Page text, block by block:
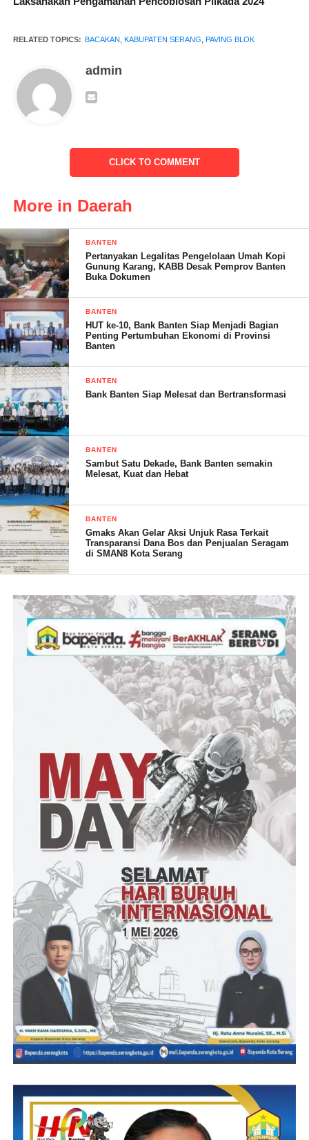
Ketua KSM ARGUM (Pahmi Akhmad) menyampaikan kepada
media,kegiatan makan bersama/bacakan ini,sudah menjadi
pembangunan,warga kami saling bahu -membahu untuk
melakukan bacakan,sebagai bentuk rasa syukur,dan kegembiraan
idamka,ucap Pahmi.Senin 6/11/2023.
Lebih lanjut Pahmi menyampaikan,Kampung Gunung Mulih
merupakan kampung primadona di Desa Bojong Pandan
Kecamatan Tunjung Teja, tercemin dari warganya yang
mempunyai animo membangun yang tinggi,terlihat dari
kekompakan warganya disaat ada pembangunan,semua turun
dari yang muda sampe yang tua,saling bahu membahu,di setiap
ada pembangunan,budaya gotong royongnya masi tetap
terjaga,Ujar ketua KSM
Lanjut Pahmi,kami selaku KSM kampung Gunung Mulih
mengucapkan bayak terima kasih kepada semua pihak yang
telah berkenan,memberikan program Kementrian
Ketenagakerjaan RI peningkatan Pasiliatas Umum berupa
paving blok sebagai
kegiatan Pengembangan Padat Karya,tahun anggaran 2023,
yang di percayakan selaku pelaksana kegiatan KSM
ARGUM,yang juga sebagai penerima manfaat,kami atas nama
kelompok dan warga kampung Gunung Mulih,merasa puas
dengan rampungnya pembangunan ini,yang juga bagaikan
hutang yang telah terbayarkan kepada warga gunung
mulih,karena hal seperti ini sudah lama kami rencanakan,dengan
berbagai cara kami lakukan bangun birokrasi dengan intasi
syukur alkhamdulilah tahun ini dapat prokram PSU dari
kementrian RI,muda-mudahan tahun depan dapat lagi,saat ini di
kampung Gunung Mulih kalau imprastruktur hampir 80%
,kerena selalu di perhatikan oleh pemerintah Desa Bojong
Pandan,maka semoga setelah Peningkatan jalan tertata dengan
baik,tinggal Saluran Penataan Air Limbah (SPAL) yang tidak
kalah pentingnya di tengah kehidupan masyarakat,hal ini semoga
pemerintah Desa dapat menganggarkan di tahun
berikutnya.Harapnya.
sela -sela makan bersama /bacakan,mengaku selama ini
pemerintah Desa bojong pandan sangat memprioritaskan
disemua hal,apa lagi yang berhubungan dengan kepentingan
RELATED TOPICS: BACAKAN KABUPATEN SERANG PAVING BLOK
admin
CLICK TO COMMENT
More in Daerah
BANTEN
Pertanyakan Legalitas Pengelolaan Umah Kopi
Gunung Karang, KABB Desak Pemprov Banten
Buka Dokumen
BANTEN
HUT ke-10, Bank Banten Siap Menjadi Bagian
Penting Pertumbuhan Ekonomi di Provinsi
Banten
BANTEN
Bank Banten Siap Melesat dan Bertransformasi
BANTEN
Sambut Satu Dekade, Bank Banten semakin
Melesat, Kuat dan Hebat
BANTEN
Gmaks Akan Gelar Aksi Unjuk Rasa Terkait
Transparansi Dana Bos dan Penjualan Seragam
di SMAN8 Kota Serang